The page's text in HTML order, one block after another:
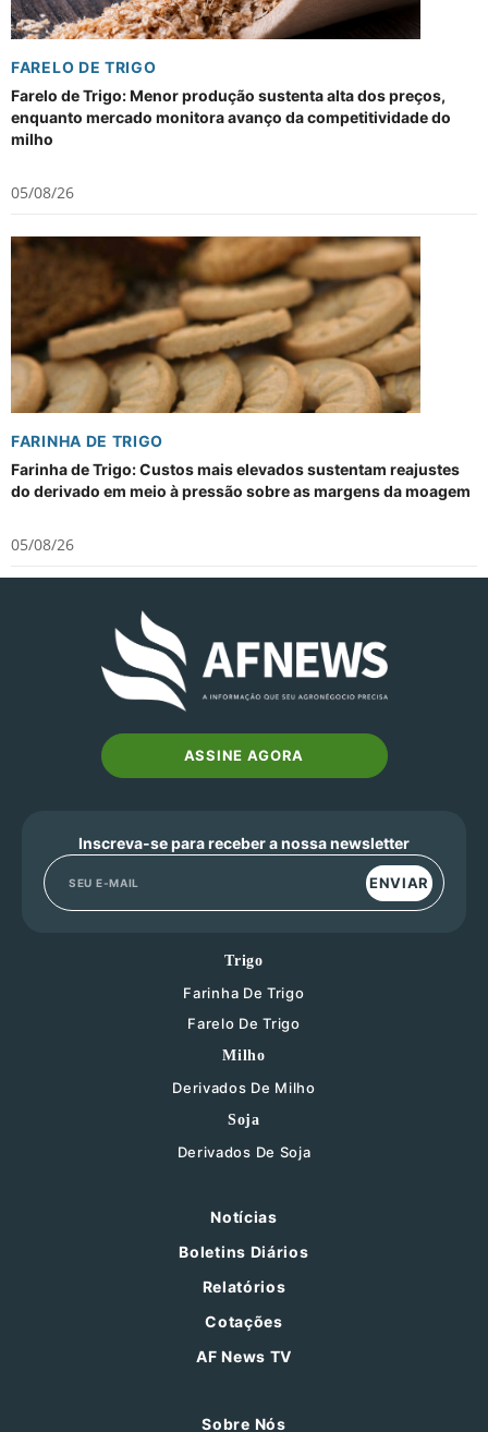
FARELO DE TRIGO
Farelo de Trigo: Menor produção sustenta alta dos preços,
enquanto mercado monitora avanço da competitividade do
milho
05/08/26
FARINHA DE TRIGO
Farinha de Trigo: Custos mais elevados sustentam reajustes
do derivado em meio à pressão sobre as margens da moagem
05/08/26
ASSINE AGORA
Inscreva-se para receber a nossa newsletter
ENVIAR
Trigo
Farinha De Trigo
Farelo De Trigo
Milho
Derivados De Milho
Soja
Derivados De Soja
Notícias
Boletins Diários
Relatórios
Cotações
AF News TV
Sobre Nós